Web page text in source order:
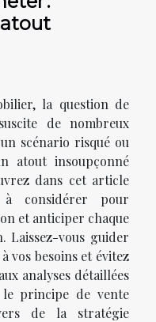
la question de
de nombreux
scénario risqué ou
atout insoupçonné
dans cet article
à considérer pour
et anticiper chaque
Laissez-vous guider
vos besoins et évitez
analyses détaillées
principe de vente
de la stratégie